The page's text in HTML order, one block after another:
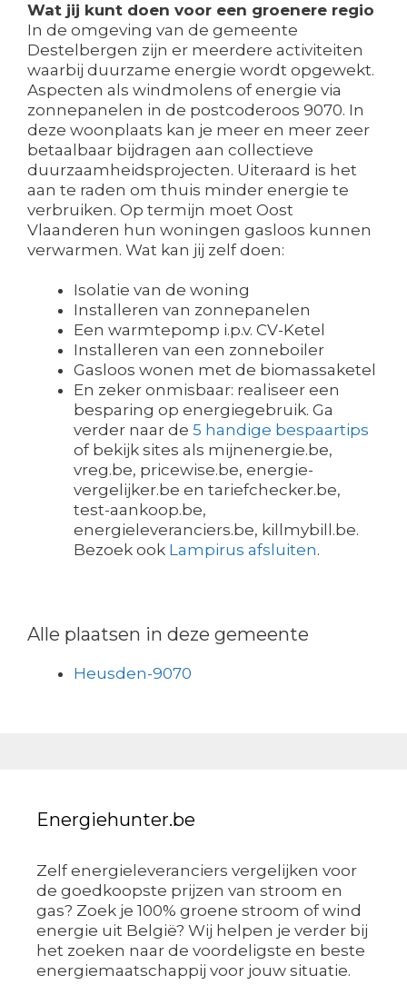
Wat jij kunt doen voor een groenere regio
In de omgeving van de gemeente
Destelbergen zijn er meerdere activiteiten
waarbij duurzame energie wordt opgewekt.
Aspecten als windmolens of energie via
zonnepanelen in de postcoderoos 9070. In
deze woonplaats kan je meer en meer zeer
betaalbaar bijdragen aan collectieve
duurzaamheidsprojecten. Uiteraard is het
aan te raden om thuis minder energie te
verbruiken. Op termijn moet Oost
Vlaanderen hun woningen gasloos kunnen
verwarmen. Wat kan jij zelf doen:
Isolatie van de woning
Installeren van zonnepanelen
Een warmtepomp i.p.v. CV-Ketel
Installeren van een zonneboiler
Gasloos wonen met de biomassaketel
En zeker onmisbaar: realiseer een
besparing op energiegebruik. Ga
verder naar de 5 handige bespaartips
of bekijk sites als mijnenergie.be,
vreg.be, pricewise.be, energie-
vergelijker.be en tariefchecker.be,
test-aankoop.be,
energieleveranciers.be, killmybill.be.
Bezoek ook Lampirus afsluiten.
Alle plaatsen in deze gemeente
Heusden-9070
Energiehunter.be
Zelf energieleveranciers vergelijken voor
de goedkoopste prijzen van stroom en
gas? Zoek je 100% groene stroom of wind
energie uit België? Wij helpen je verder bij
het zoeken naar de voordeligste en beste
energiemaatschappij voor jouw situatie.